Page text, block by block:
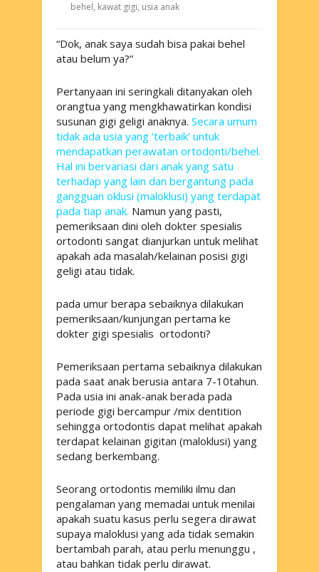
behel, kawat gigi, usia anak
“Dok, anak saya sudah bisa pakai behel
atau belum ya?”
Pertanyaan ini seringkali ditanyakan oleh
orangtua yang mengkhawatirkan kondisi
susunan gigi geligi anaknya. Secara umum
tidak ada usia yang ‘terbaik’ untuk
mendapatkan perawatan ortodonti/behel.
Hal ini bervariasi dari anak yang satu
terhadap yang lain dan bergantung pada
gangguan oklusi (maloklusi) yang terdapat
pada tiap anak. Namun yang pasti,
pemeriksaan dini oleh dokter spesialis
ortodonti sangat dianjurkan untuk melihat
apakah ada masalah/kelainan posisi gigi
geligi atau tidak.
pada umur berapa sebaiknya dilakukan
pemeriksaan/kunjungan pertama ke
dokter gigi spesialis ortodonti?
Pemeriksaan pertama sebaiknya dilakukan
pada saat anak berusia antara 7-10tahun.
Pada usia ini anak-anak berada pada
periode gigi bercampur /mix dentition
sehingga ortodontis dapat melihat apakah
terdapat kelainan gigitan (maloklusi) yang
sedang berkembang.
Seorang ortodontis memiliki ilmu dan
pengalaman yang memadai untuk menilai
apakah suatu kasus perlu segera dirawat
supaya maloklusi yang ada tidak semakin
bertambah parah, atau perlu menunggu ,
atau bahkan tidak perlu dirawat.